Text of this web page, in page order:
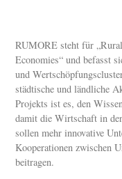
RUMORE steht für
Economies“ und befasst
und
städtische und ländliche
Projekts ist es, den
damit die Wirtschaft in
sollen mehr innovative
Kooperationen zwischen
beitragen.